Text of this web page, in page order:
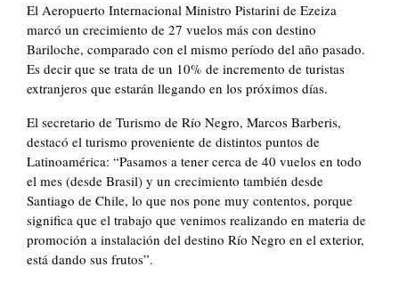
El Aeropuerto Internacional Ministro Pistarini de Ezeiza
marcó un crecimiento de 27 vuelos más con destino
Bariloche, comparado con el mismo período del año pasado.
Es decir que se trata de un 10% de incremento de turistas
extranjeros que estarán llegando en los próximos días.
El secretario de Turismo de Río Negro, Marcos Barberis,
destacó el turismo proveniente de distintos puntos de
Latinoamérica: “Pasamos a tener cerca de 40 vuelos en todo
el mes (desde Brasil) y un crecimiento también desde
Santiago de Chile, lo que nos pone muy contentos, porque
significa que el trabajo que venimos realizando en materia de
promoción a instalación del destino Río Negro en el exterior,
está dando sus frutos”.